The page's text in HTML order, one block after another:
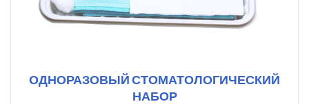
ОДНОРАЗОВЫЙ СТОМАТОЛОГИЧЕСКИЙ
НАБОР